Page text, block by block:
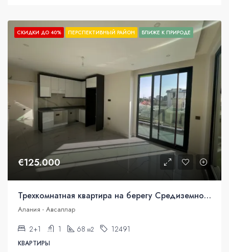
СКИДКИ ДО 40% ПЕРСПЕКТИВНЫЙ РАЙОН БЛИЖЕ К ПРИРОДЕ
€125.000
Трехкомнатная квартира на берегу Средиземного моря в Алании
Алания - Авсаллар
2+1 1 68 м2 12491
КВАРТИРЫ